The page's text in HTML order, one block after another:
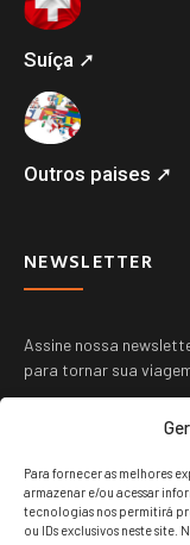
Para fornecer as melhores
armazenar e/ou acessar
tecnologias nos permitirá
ou IDs exclusivos neste
Suíça ➚
Outros paises ➚
NEWSLETTER
Assine nossa
para tornar sua